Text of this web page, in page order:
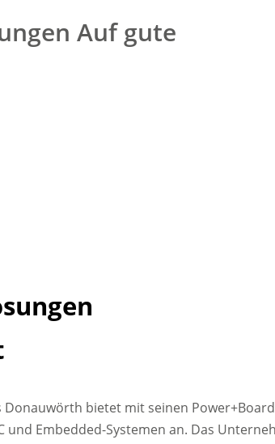
Auf gute
bietet mit seinen
Embedded-Systemen an. Das